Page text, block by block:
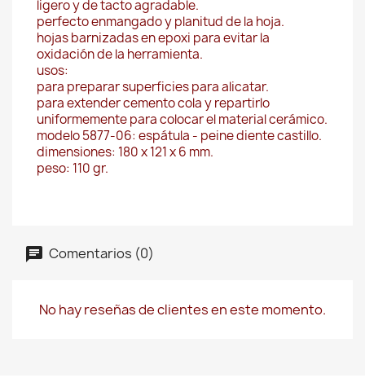
ligero y de tacto agradable.
perfecto enmangado y planitud de la hoja.
hojas barnizadas en epoxi para evitar la
oxidación de la herramienta.
usos:
para preparar superficies para alicatar.
para extender cemento cola y repartirlo
uniformemente para colocar el material cerámico.
modelo 5877-06: espátula - peine diente castillo.
dimensiones: 180 x 121 x 6 mm.
peso: 110 gr.
Comentarios (0)
No hay reseñas de clientes en este momento.